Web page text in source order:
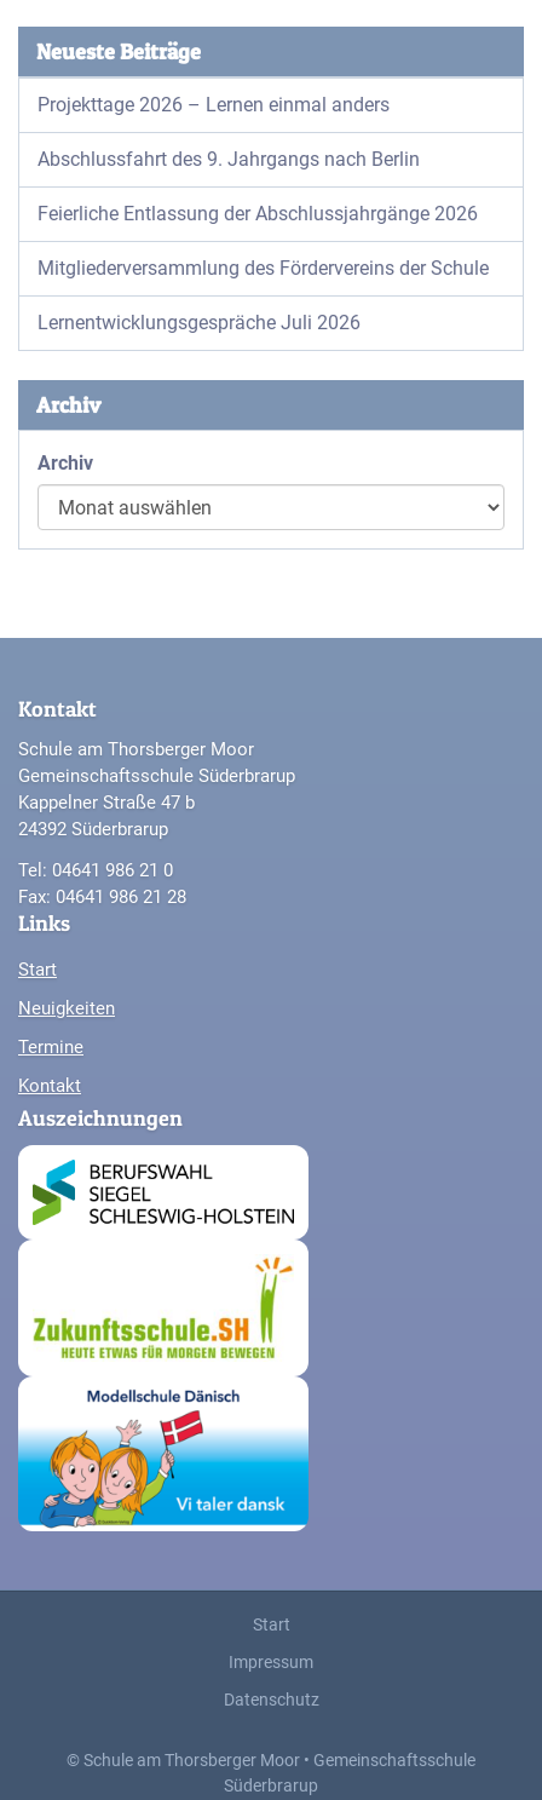
Neueste Beiträge
Projekttage 2026 – Lernen einmal anders
Abschlussfahrt des 9. Jahrgangs nach Berlin
Feierliche Entlassung der Abschlussjahrgänge 2026
Mitgliederversammlung des Fördervereins der Schule
Lernentwicklungsgespräche Juli 2026
Archiv
Archiv
Kontakt
Schule am Thorsberger Moor
Gemeinschaftsschule Süderbrarup
Kappelner Straße 47 b
24392 Süderbrarup
Tel: 04641 986 21 0
Fax: 04641 986 21 28
Links
Start
Neuigkeiten
Termine
Kontakt
Auszeichnungen
Start
Impressum
Datenschutz
© Schule am Thorsberger Moor • Gemeinschaftsschule
Süderbrarup